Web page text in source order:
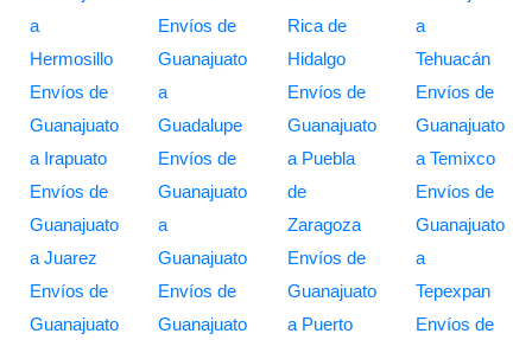
a
Hermosillo
Envíos de
Guanajuato
a Irapuato
Envíos de
Guanajuato
a Juarez
Envíos de
Guanajuato
Envíos de
Guanajuato
a
Guadalupe
Envíos de
Guanajuato
a
Guanajuato
Envíos de
Guanajuato
Rica de
Hidalgo
Envíos de
Guanajuato
a Puebla
de
Zaragoza
Envíos de
Guanajuato
a Puerto
a
Tehuacán
Envíos de
Guanajuato
a Temixco
Envíos de
Guanajuato
a
Tepexpan
Envíos de